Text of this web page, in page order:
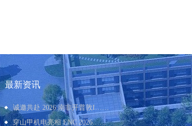
最新资讯
诚邀共赴 2026 南非开普敦I ……
穿山甲机电亮相 ENC 2026……